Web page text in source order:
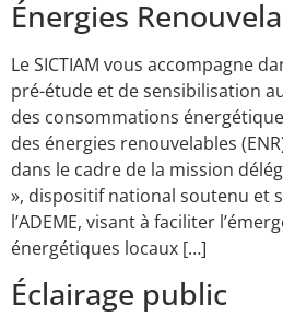
Énergies
Le SICTIAM vous accompagne
pré-étude et de sensibilisation
des consommations
des énergies renouvelables
dans le cadre de la mission
», dispositif national soutenu et
l’ADEME, visant à faciliter
énergétiques locaux […]
Éclairage public